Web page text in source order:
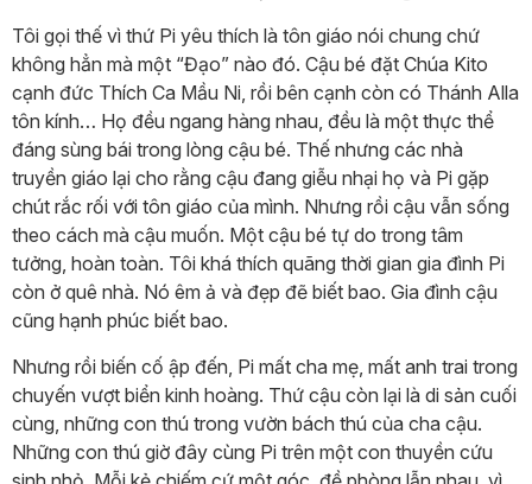
Tôi gọi thế vì thứ Pi yêu thích là tôn giáo nói chung chứ
không hẳn mà một “Đạo” nào đó. Cậu bé đặt Chúa Kito
cạnh đức Thích Ca Mầu Ni, rồi bên cạnh còn có Thánh Alla
tôn kính… Họ đều ngang hàng nhau, đều là một thực thể
đáng sùng bái trong lòng cậu bé. Thế nhưng các nhà
truyền giáo lại cho rằng cậu đang giễu nhại họ và Pi gặp
chút rắc rối với tôn giáo của mình. Nhưng rồi cậu vẫn sống
theo cách mà cậu muốn. Một cậu bé tự do trong tâm
tưởng, hoàn toàn. Tôi khá thích quãng thời gian gia đình Pi
còn ở quê nhà. Nó êm ả và đẹp đẽ biết bao. Gia đình cậu
cũng hạnh phúc biết bao.
Nhưng rồi biến cố ập đến, Pi mất cha mẹ, mất anh trai trong
chuyến vượt biển kinh hoàng. Thứ cậu còn lại là di sản cuối
cùng, những con thú trong vườn bách thú của cha cậu.
Những con thú giờ đây cùng Pi trên một con thuyền cứu